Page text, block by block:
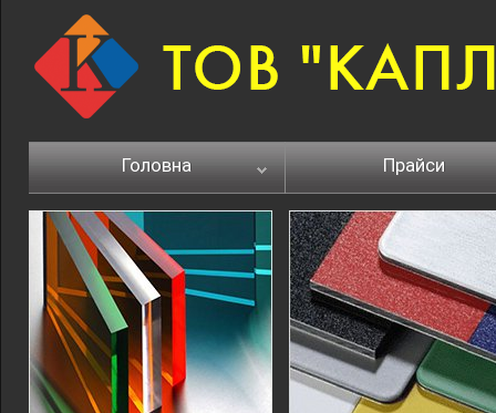
Головна Прайси